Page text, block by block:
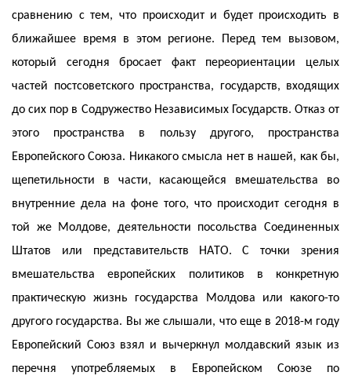
сравнению с тем, что происходит и будет происходить в
ближайшее время в этом регионе. Перед тем вызовом,
который сегодня бросает факт переориентации целых
частей постсоветского пространства, государств, входящих
до сих пор в Содружество Независимых Государств. Отказ от
этого пространства в пользу другого, пространства
Европейского Союза. Никакого смысла нет в нашей, как бы,
щепетильности в части, касающейся вмешательства во
внутренние дела на фоне того, что происходит сегодня в
той же Молдове, деятельности посольства Соединенных
Штатов или представительств НАТО. С точки зрения
вмешательства европейских политиков в конкретную
практическую жизнь государства Молдова или какого-то
другого государства. Вы же слышали, что еще в 2018-м году
Европейский Союз взял и вычеркнул молдавский язык из
перечня употребляемых в Европейском Союзе по